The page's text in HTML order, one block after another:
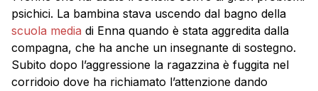
psichici. La bambina stava uscendo dal bagno della
scuola media di Enna quando è stata aggredita dalla
compagna, che ha anche un insegnante di sostegno.
Subito dopo l’aggressione la ragazzina è fuggita nel
corridoio dove ha richiamato l’attenzione dando